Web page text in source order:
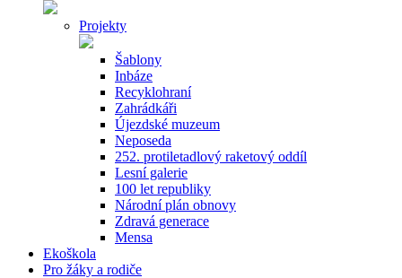
Projekty
Šablony
Inbáze
Recyklohraní
Zahrádkáři
Újezdské muzeum
Neposeda
252. protiletadlový raketový oddíl
Lesní galerie
100 let republiky
Národní plán obnovy
Zdravá generace
Mensa
Ekoškola
Pro žáky a rodiče